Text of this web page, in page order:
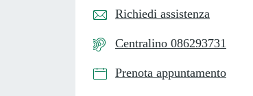
Richiedi assistenza
Centralino 086293731
Prenota appuntamento